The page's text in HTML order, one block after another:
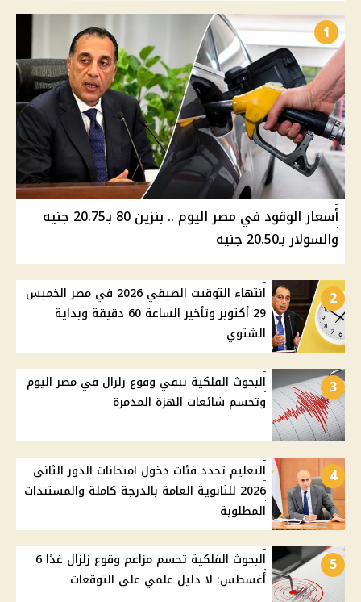
1
أسعار الوقود في مصر اليوم .. بنزين 80 بـ20.75 جنيه
والسولار بـ20.50 جنيه
2
انتهاء التوقيت الصيفي 2026 في مصر الخميس
29 أكتوبر وتأخير الساعة 60 دقيقة وبداية
الشتوي
3
البحوث الفلكية تنفي وقوع زلزال في مصر اليوم
وتحسم شائعات الهزة المدمرة
4
التعليم تحدد فئات دخول امتحانات الدور الثاني
2026 للثانوية العامة بالدرجة كاملة والمستندات
المطلوبة
5
البحوث الفلكية تحسم مزاعم وقوع زلزال غدًا 6
أغسطس: لا دليل علمي على التوقعات